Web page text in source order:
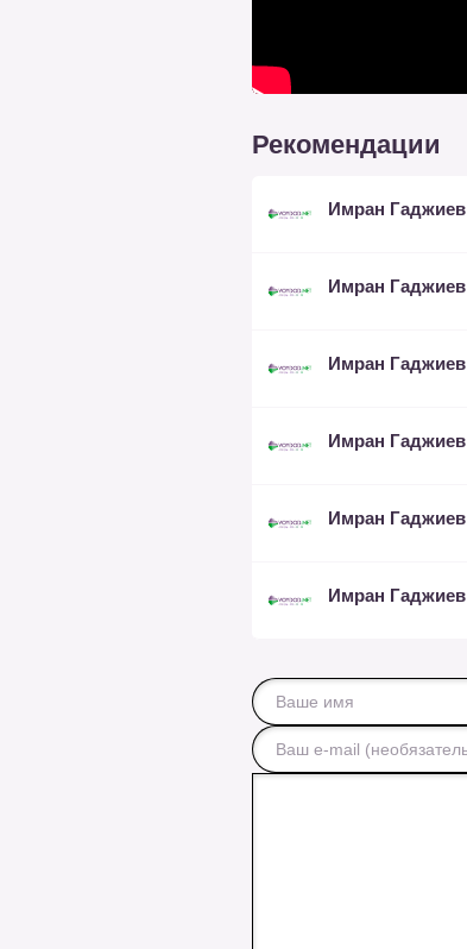
Рекомендации
Имран Гаджиев
Имран Гаджиев
Имран Гаджиев
Имран Гаджиев
Имран Гаджиев
Имран Гаджиев